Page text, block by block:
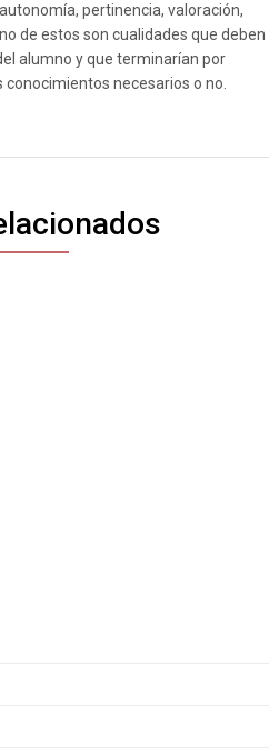
pertinencia, valoración,
de estos son cualidades que deben
alumno y que terminarían por
necesarios o no.